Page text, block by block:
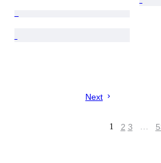
Next
1 2 3 …